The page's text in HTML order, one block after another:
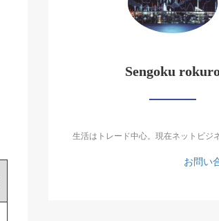
Sengoku
生活はトレード中心。現在ネットビジ
お問い